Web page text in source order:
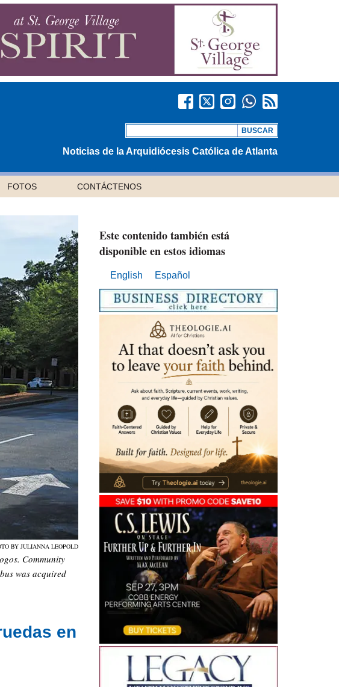
Noticias de la Arquidiócesis Católica de Atlanta
FOTOS CONTÁCTENOS
BY JULIANNA LEOPOLD
Community
was acquired
en
Este contenido también está
disponible en estos idiomas
English Español